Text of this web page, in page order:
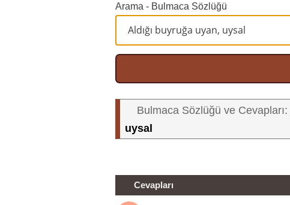
Arama - Bulmaca Sözlüğü
Bulmaca Sözlüğü ve Cevapları:
uysal
Cevapları